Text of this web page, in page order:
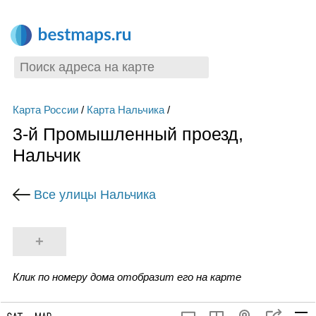
Карта России/ Карта Нальчика/
3-й Промышленный проезд,
Нальчик
Все улицы Нальчика
+
Клик по номеру дома отобразит его на карте